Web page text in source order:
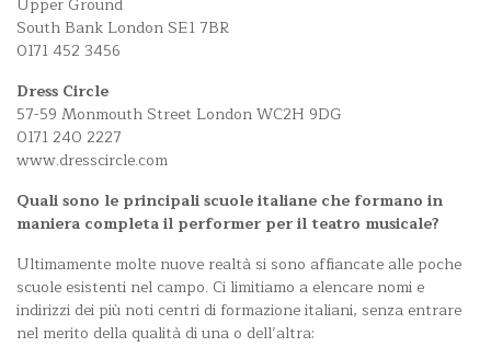
South Bank London SE1 7BR
0171 452 3456
Dress Circle
57-59 Monmouth Street London WC2H 9DG
0171 240 2227
www.dresscircle.com
Quali sono le principali scuole italiane che formano in
maniera completa il performer per il teatro musicale?
Ultimamente molte nuove realtà si sono affiancate alle poche
scuole esistenti nel campo. Ci limitiamo a elencare nomi e
indirizzi dei più noti centri di formazione italiani, senza entrare
nel merito della qualità di una o dell’altra: